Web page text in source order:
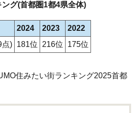
グ(首都圏1都4県全体)
2024 2023
2022
点) 181位 216位 175位
住みたい街ランキング2025首都